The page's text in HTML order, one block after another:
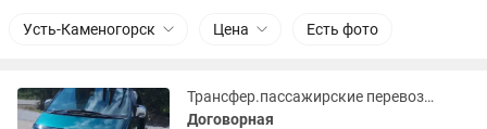
Усть-Каменогорск Цена Есть фото
Трансфер.пассажирские перевозки любой сложности
Договорная